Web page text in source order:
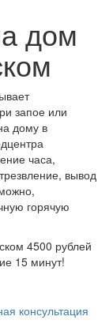
дом
запое или
дому в
часа,
вывод
горячую
4500 рублей
15 минут!
консультация